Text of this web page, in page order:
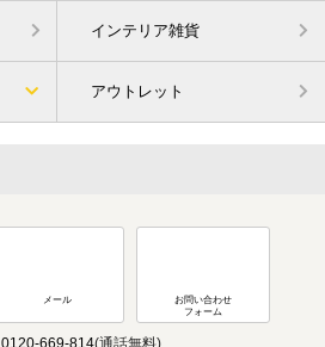
インテリア雑貨
アウトレット
メール
お問い合わせ
フォーム